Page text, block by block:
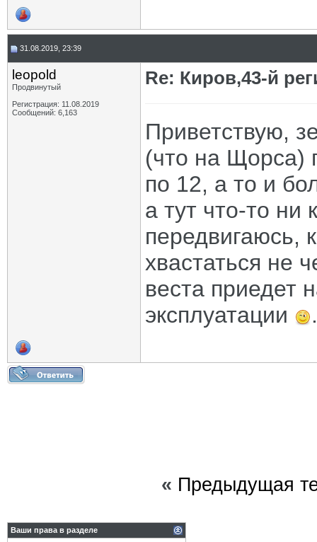
31.08.2019, 23:39
leopold
Продвинутый
Регистрация: 11.08.2019
Сообщений: 6,163
Re: Киров,43-й
Приветствую,
(что на Щорса)
по 12, а то и
а тут что-то ни
передвигаюсь,
хвастаться не
веста приедет
эксплуатации
.
« Предыдущая
Ваши права в разделе